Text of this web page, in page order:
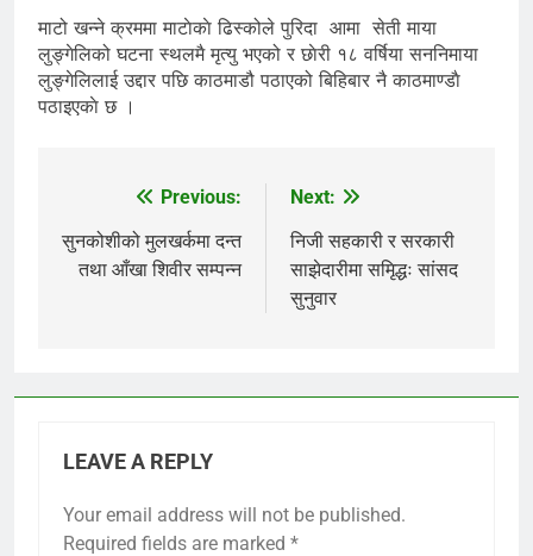
माटो खन्ने क्रममा माटाेकाे ढिस्कोले पुरिदा आमा सेती माया
लुङ्गेलिको घटना स्थलमै मृत्यु भएको र छाेरी १८ वर्षिया सननिमाया
लुङ्गेलिलाई उद्दार पछि काठमाडौ पठाएको बिहिबार नै काठमाण्डाै
पठाइएकाे छ ।
navigation
Previous:
सुनकोशीको मुलखर्कमा दन्त
तथा आँखा शिवीर सम्पन्न
Next:
निजी सहकारी र सरकारी
साझेदारीमा समृिद्धः सांसद
सुनुवार
LEAVE A REPLY
Your email address will not be published.
Required fields are marked *